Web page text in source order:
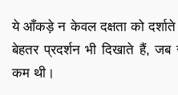
ये आँकड़े न केवल दक्षता को
बेहतर प्रदर्शन भी दिखाते हैं, जब
कम थी।